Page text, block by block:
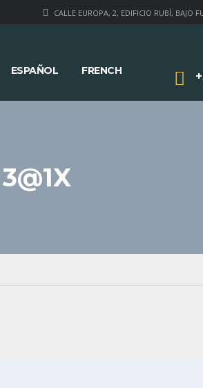
CALLE EUROPA, 2, EDIFICIO RUBÍ, BAJO
ESPAÑOL FRENCH